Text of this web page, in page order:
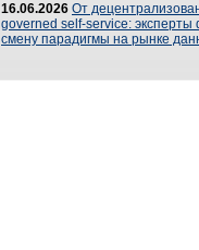
16.06.2026 От
governed self-service: эксперты
смену парадигмы на рынке